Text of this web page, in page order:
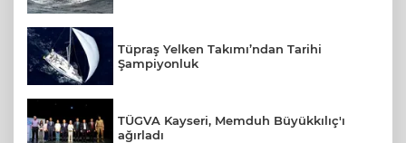
Tüpraş Yelken Takımı’ndan Tarihi
Şampiyonluk
TÜGVA Kayseri, Memduh Büyükkılıç'ı
ağırladı